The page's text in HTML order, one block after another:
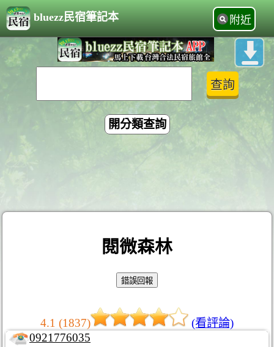
bluezz民宿筆記本 附近
開分類查詢
閱微森林
4.1 (1837)
(看評論)
0921776035